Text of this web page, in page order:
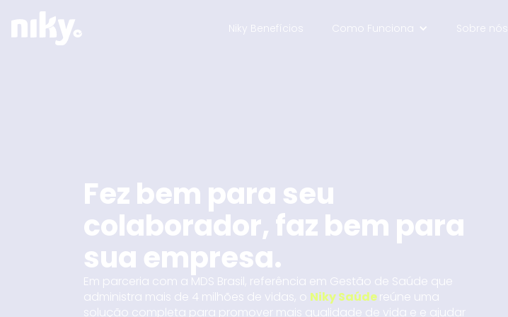
Niky Benefícios Como Funciona Sobre nós
Fez bem para seu
colaborador, faz bem para
sua empresa.
Em parceria com a MDS Brasil, referência em Gestão de Saúde que
administra mais de 4 milhões de vidas, o Niky Saúdereúne uma
solução completa para promover mais qualidade de vida e e ajudar